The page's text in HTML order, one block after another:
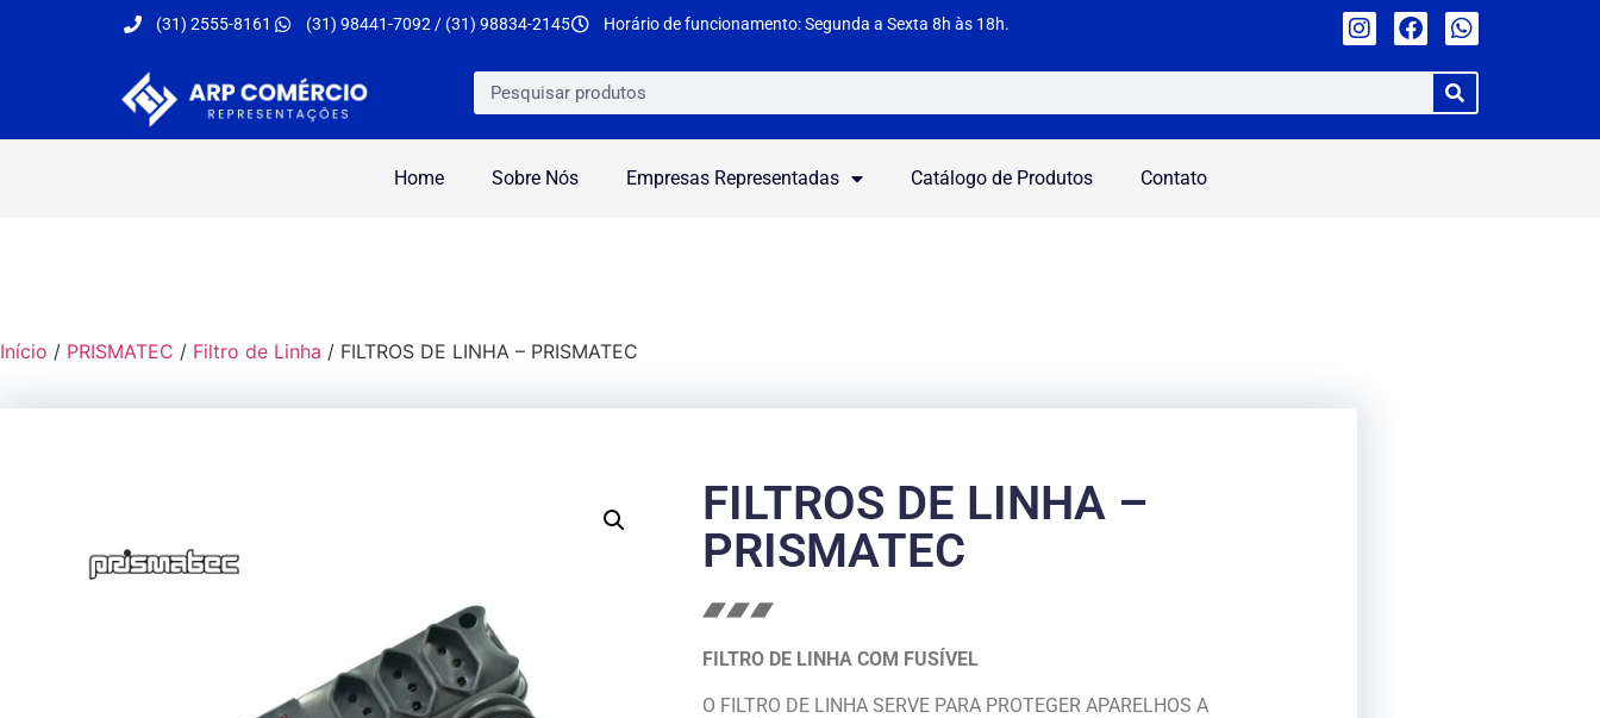
(31) 2555-8161 (31) 98441-7092 / (31) 98834-2145 Horário de funcionamento: Segunda a Sexta 8h às 18h.
Home Sobre Nós Empresas Representadas Catálogo de Produtos Contato
Início / PRISMATEC / Filtro de Linha / FILTROS DE LINHA – PRISMATEC
FILTROS DE LINHA –
PRISMATEC
FILTRO DE LINHA COM FUSÍVEL
O FILTRO DE LINHA SERVE PARA PROTEGER APARELHOS A